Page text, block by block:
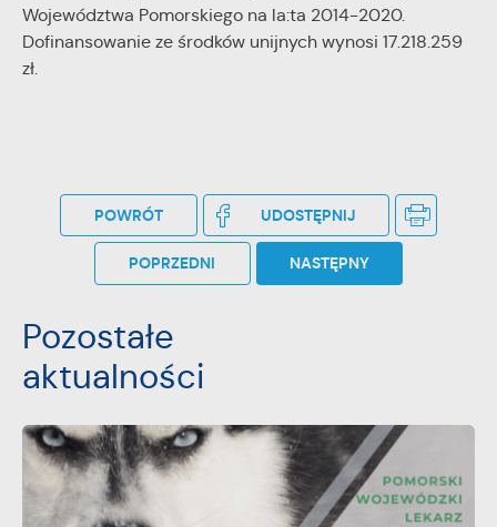
Województwa Pomorskiego na la:ta 2014-2020.
Dofinansowanie ze środków unijnych wynosi 17.218.259
zł.
POWRÓT UDOSTĘPNIJ
POPRZEDNI NASTĘPNY
Pozostałe
aktualności